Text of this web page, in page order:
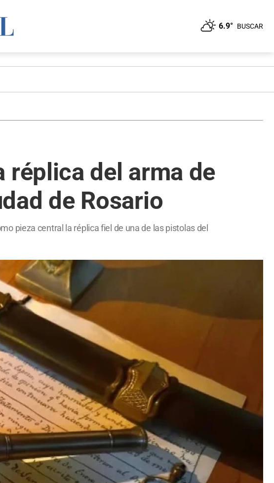
6.9° BUSCAR
réplica del arma de
de Rosario
pieza central la réplica fiel de una de las pistolas del